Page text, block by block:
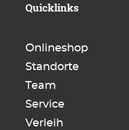
Quicklinks
Onlineshop
Standorte
Team
Service
Verleih